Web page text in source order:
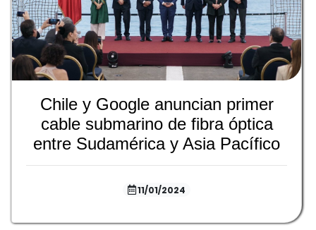
Chile y Google anuncian primer
cable submarino de fibra óptica
entre Sudamérica y Asia Pacífico
11/01/2024